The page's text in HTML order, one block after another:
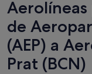
de
(AEP) a
Prat (BCN)